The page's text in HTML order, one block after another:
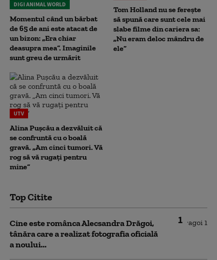
DIGI ANIMAL WORLD
Momentul când un bărbat
de 65 de ani este atacat de
un bizon: „Era chiar
deasupra mea”. Imaginile
sunt greu de urmărit
Tom Holland nu se ferește
să spună care sunt cele mai
slabe filme din cariera sa:
„Nu eram deloc mândru de
ele”
UTV
Alina Pușcău a dezvăluit că
se confruntă cu o boală
gravă. „Am cinci tumori. Vă
rog să vă rugați pentru
mine”
Top Citite
1
Cine este românca Alecsandra Drăgoi,
tânăra care a realizat fotografia oficială
a noului...